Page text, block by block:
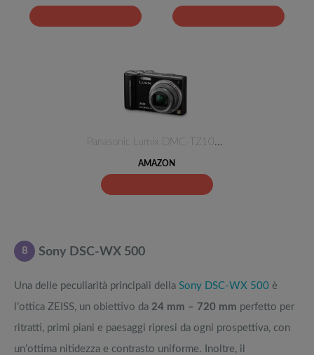
Panasonic Lumix DMC-TZ10EG-K F…
AMAZON
8 Sony DSC-WX 500
Una delle peculiarità principali della Sony DSC-WX 500 è
l’ottica ZEISS, un obiettivo da 24 mm – 720 mm perfetto per
ritratti, primi piani e paesaggi ripresi da ogni prospettiva, con
un’ottima nitidezza e contrasto uniforme. Inoltre, il